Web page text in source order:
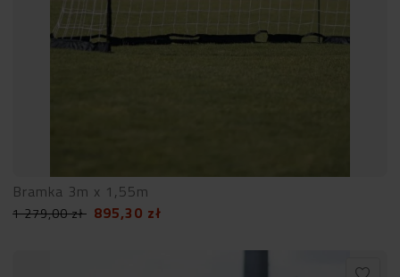
Bramka 3m x 1,55m
1 279,00zł 895,30 zł